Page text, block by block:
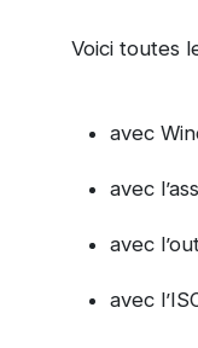
Voici toutes
avec
avec
avec
avec